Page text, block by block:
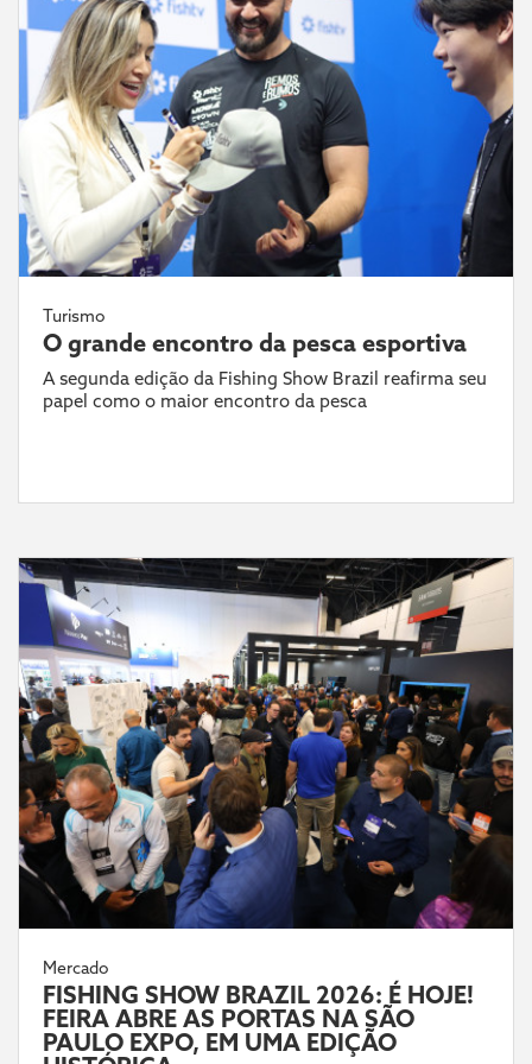
Turismo
O grande encontro da pesca esportiva
A segunda edição da Fishing Show Brazil reafirma seu
papel como o maior encontro da pesca
Mercado
FISHING SHOW BRAZIL 2026: É HOJE!
FEIRA ABRE AS PORTAS NA SÃO
PAULO EXPO, EM UMA EDIÇÃO